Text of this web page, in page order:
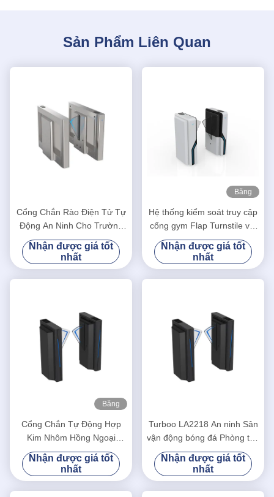
Sản Phẩm Liên Quan
Cổng Chắn Rào Điện Tử Tự
Động An Ninh Cho Trường
Học, Sân Vận Động ES2216
Nhận được giá tốt
nhất
Băng
Hệ thống kiểm soát truy cập
cổng gym Flap Turnstile với
tốc độ vượt qua 35
người/phút
Nhận được giá tốt
nhất
Băng
Cổng Chắn Tự Động Hợp
Kim Nhôm Hồng Ngoại
Chống Kẹp LA2218
Nhận được giá tốt
nhất
Turboo LA2218 An ninh Sân
vận động bóng đá Phòng tập
thể dục Trung tâm tập thể
dục Cổng kiểm soát lối vào
cho người đi bộ
Nhận được giá tốt
nhất